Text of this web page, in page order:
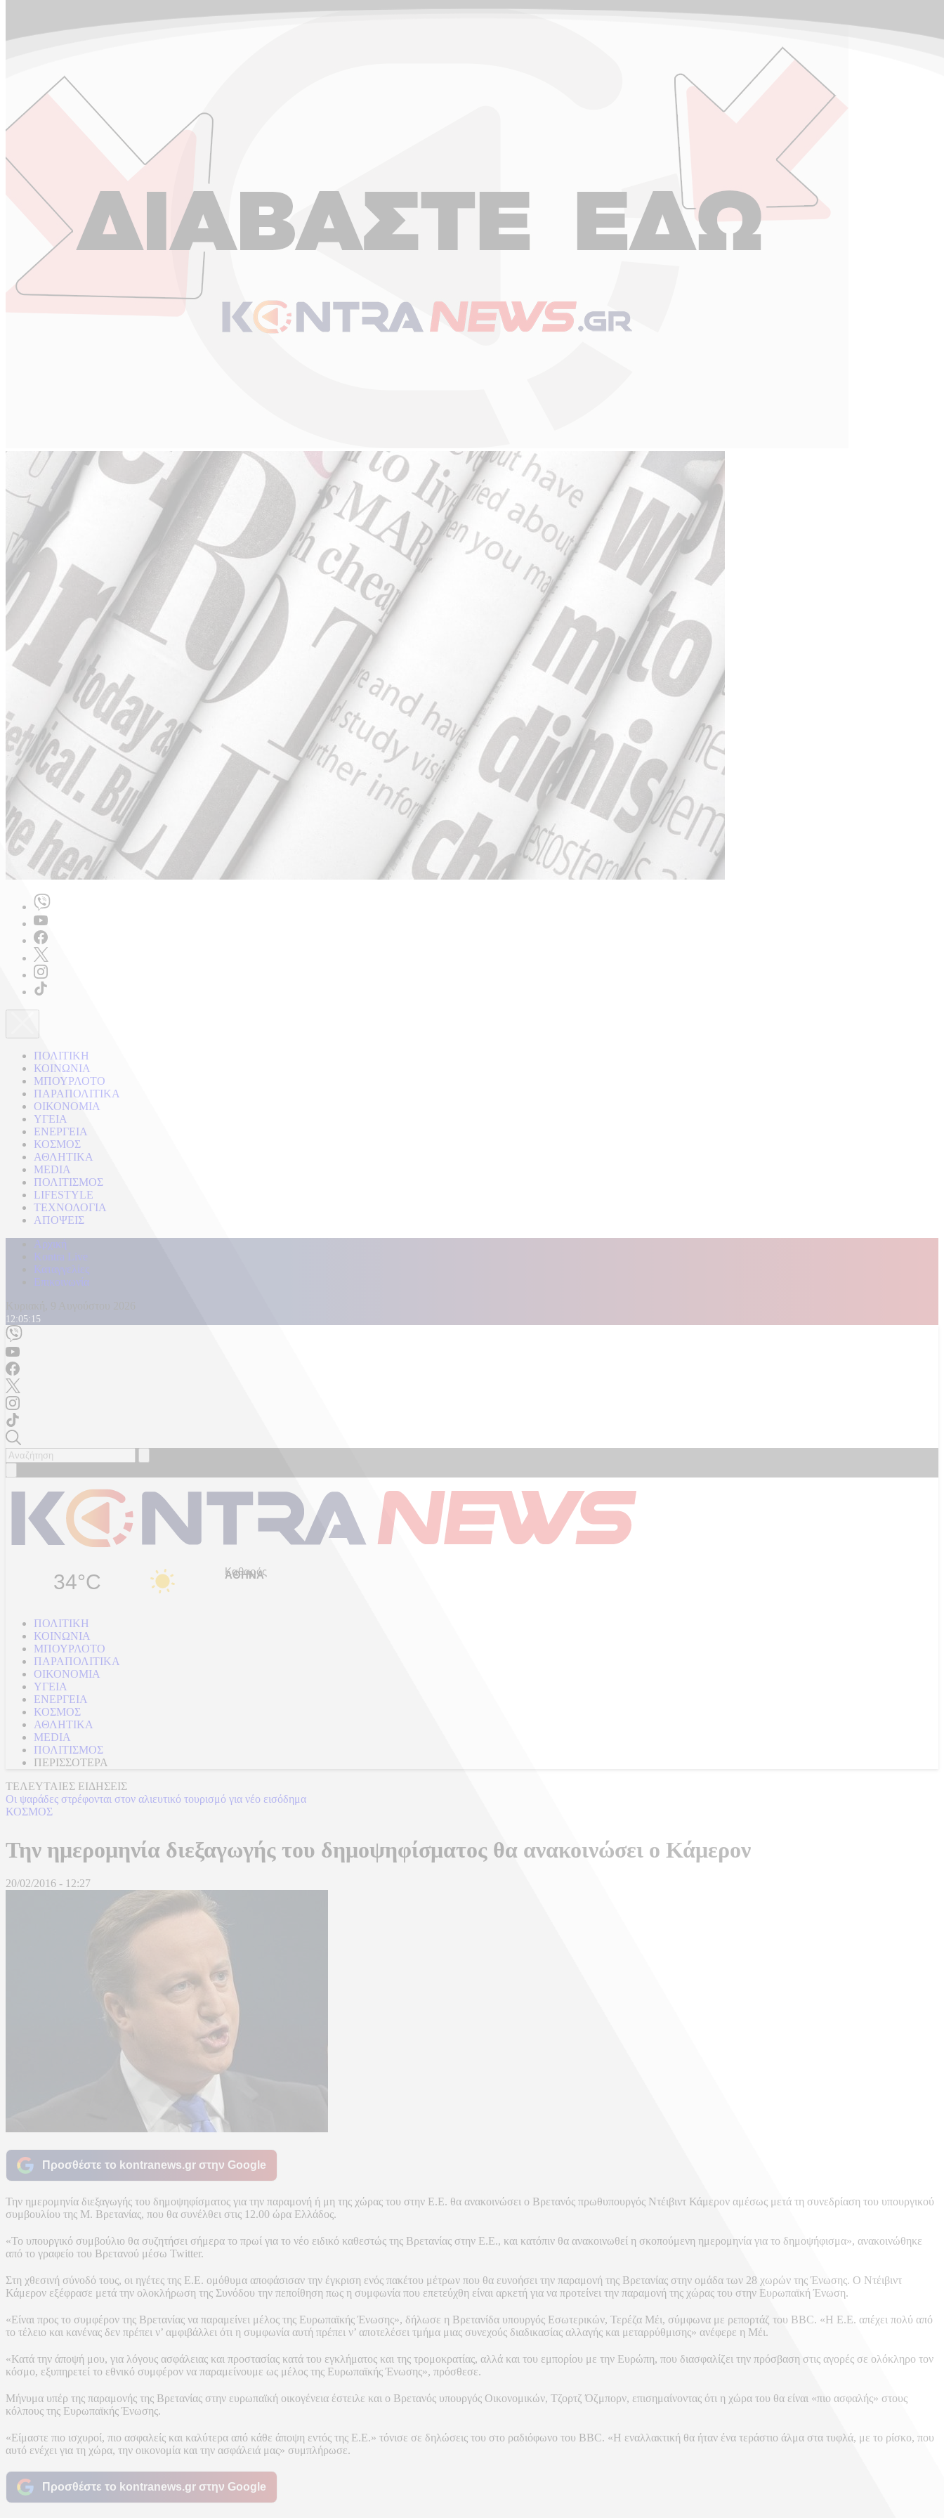
ΠΟΛΙΤΙΚΗ
ΚΟΙΝΩΝΙΑ
ΜΠΟΥΡΛΟΤΟ
ΠΑΡΑΠΟΛΙΤΙΚΑ
ΟΙΚΟΝΟΜΙΑ
ΥΓΕΙΑ
ΕΝΕΡΓΕΙΑ
ΚΟΣΜΟΣ
ΑΘΛΗΤΙΚΑ
MEDIA
ΠΟΛΙΤΙΣΜΟΣ
LIFESTYLE
ΤΕΧΝΟΛΟΓΙΑ
ΑΠΟΨΕΙΣ
Αρχική
Kontra Live
Καταγγελίες
Επικοινωνία
12:05:17
34°C Καθαρός
ΠΟΛΙΤΙΚΗ
ΚΟΙΝΩΝΙΑ
ΜΠΟΥΡΛΟΤΟ
ΠΑΡΑΠΟΛΙΤΙΚΑ
ΟΙΚΟΝΟΜΙΑ
ΥΓΕΙΑ
ΕΝΕΡΓΕΙΑ
ΚΟΣΜΟΣ
ΑΘΛΗΤΙΚΑ
MEDIA
ΠΟΛΙΤΙΣΜΟΣ
ΠΕΡΙΣΣΟΤΕΡΑ
ΤΕΛΕΥΤΑΙΕΣ ΕΙΔΗΣΕΙΣ
Οι ψαράδες στρέφονται στον αλιευτικό τουρισμό για νέο εισόδημα
ΚΟΣΜΟΣ
Την ημερομηνία διεξαγωγής του δημοψηφίσματος θα ανακοινώσει ο Κάμερον
20/02/2016 - 12:27
Προσθέστε το kontranews.gr στην Google
Την ημερομηνία διεξαγωγής του δημοψηφίσματος για την παραμονή ή μη της χώρας του στην Ε.Ε. θα ανακοινώσει ο Βρετανός πρωθυπουργός Ντέιβιντ Κάμερον αμέσως μετά τη συνεδρίαση του υπουργικού
συμβουλίου της Μ. Βρετανίας, που θα συνέλθει στις 12.00 ώρα Ελλάδος.
«Το υπουργικό συμβούλιο θα συζητήσει σήμερα το πρωί για το νέο ειδικό καθεστώς της Βρετανίας στην Ε.Ε., και κατόπιν θα ανακοινωθεί η σκοπούμενη ημερομηνία για το δημοψήφισμα», ανακοινώθηκε
από το γραφείο του Βρετανού μέσω Twitter.
Στη χθεσινή σύνοδό τους, οι ηγέτες της Ε.Ε. ομόθυμα αποφάσισαν την έγκριση ενός πακέτου μέτρων που θα ευνοήσει την παραμονή της Βρετανίας στην ομάδα των 28 χωρών της Ένωσης. Ο Ντέιβιντ
Κάμερον εξέφρασε μετά την ολοκλήρωση της Συνόδου την πεποίθηση πως η συμφωνία που επετεύχθη είναι αρκετή για να προτείνει την παραμονή της χώρας του στην Ευρωπαϊκή Ένωση.
«Είναι προς το συμφέρον της Βρετανίας να παραμείνει μέλος της Ευρωπαϊκής Ένωσης», δήλωσε η Βρετανίδα υπουργός Εσωτερικών, Τερέζα Μέι, σύμφωνα με ρεπορτάζ του BBC. «Η Ε.Ε. απέχει πολύ από
το τέλειο και κανένας δεν πρέπει ν’ αμφιβάλλει ότι η συμφωνία αυτή πρέπει ν’ αποτελέσει τμήμα μιας συνεχούς διαδικασίας αλλαγής και μεταρρύθμισης» ανέφερε η Μέι.
«Κατά την άποψή μου, για λόγους ασφάλειας και προστασίας κατά του εγκλήματος και της τρομοκρατίας, αλλά και του εμπορίου με την Ευρώπη, που διασφαλίζει την πρόσβαση στις αγορές σε ολόκληρο τον
κόσμο, εξυπηρετεί το εθνικό συμφέρον να παραμείνουμε ως μέλος της Ευρωπαϊκής Ένωσης», πρόσθεσε.
Μήνυμα υπέρ της παραμονής της Βρετανίας στην ευρωπαϊκή οικογένεια έστειλε και ο Βρετανός υπουργός Οικονομικών, Τζορτζ Όζμπορν, επισημαίνοντας ότι η χώρα του θα είναι «πιο ασφαλής» στους
κόλπους της Ευρωπαϊκής Ένωσης.
«Είμαστε πιο ισχυροί, πιο ασφαλείς και καλύτερα από κάθε άποψη εντός της Ε.Ε.» τόνισε σε δηλώσεις του στο ραδιόφωνο του BBC. «Η εναλλακτική θα ήταν ένα τεράστιο άλμα στα τυφλά, με το ρίσκο, που
αυτό ενέχει για τη χώρα, την οικονομία και την ασφάλειά μας» συμπλήρωσε.
Προσθέστε το kontranews.gr στην Google